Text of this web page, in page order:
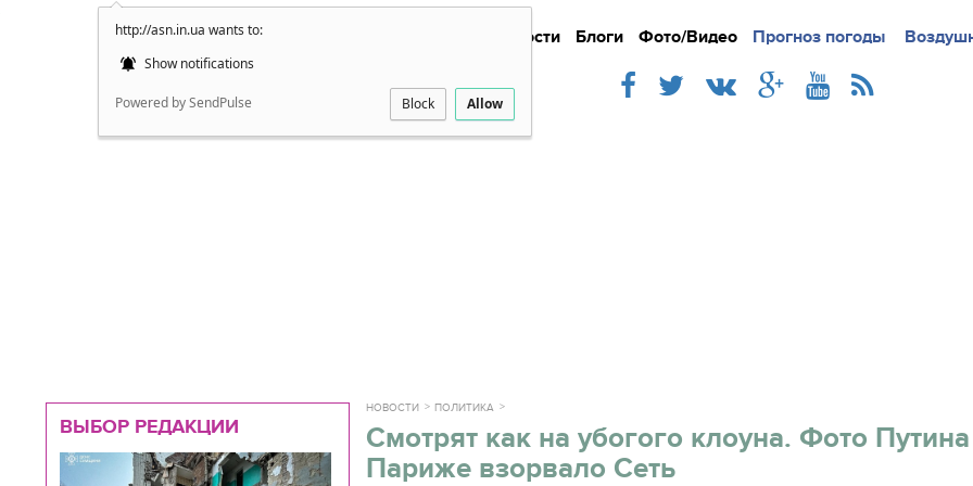
http://asn.in.ua wants to:
Show notifications
Powered by SendPulse Block Allow
Новости Блоги Фото/Видео Прогноз погоды
Подробно Новости
ВЫБОР РЕДАКЦИИ
НОВОСТИ ПОЛИТИКА
Смотрят как на убогого клоуна. Фото
Париже взорвало Сеть